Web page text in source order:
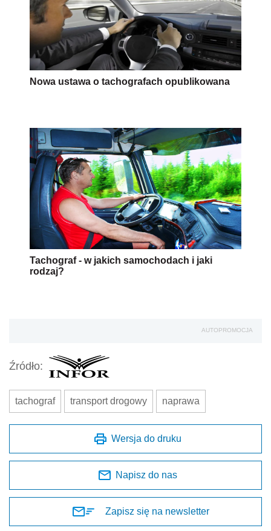
Nowa ustawa o tachografach opublikowana
Tachograf - w jakich samochodach i jaki
rodzaj?
AUTOPROMOCJA
Źródło:
tachograf transport drogowy naprawa
Wersja do druku
Napisz do nas
Zapisz się na newsletter